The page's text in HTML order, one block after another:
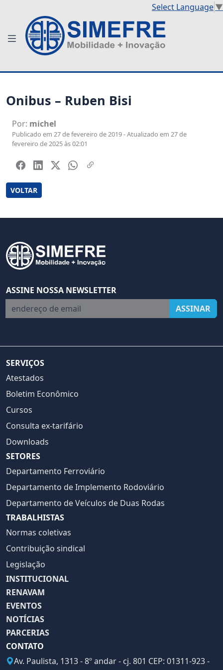
Select Language▼
Onibus – Ruben Bisi
Por: michel
Publicado em 27 de fevereiro de 2019 - Atualizado em 27 de
fevereiro de 2025 às 02:01
VOLTAR
ASSINE NOSSA NEWSLETTER
endereço de email
ASSINAR
SERVIÇOS
Atestados
Boletim Econômico
Cursos
Consulta ex-tarifário
Downloads
SETORES
Departamento Ferroviário
Departamento de Implemento Rodoviário
Departamento de Veículos de Duas Rodas
TRABALHISTAS
Normas coletivas
Contribuição sindical
Legislação
INSTITUCIONAL
RENAVAM
EVENTOS
NOTÍCIAS
PARCERIAS
CONTATO
Av. Paulista, 1313 - 8º andar - cj. 801 CEP: 01311-923 -